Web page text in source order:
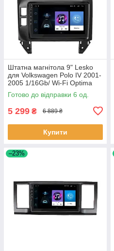
Штатна магнітола 9" Lesko
для Volkswagen Polo IV 2001-
2005 1/16Gb/ Wi-Fi Optima
Вольксваген 6 шт.
Готово до відправки 6 од.
5 299 ₴ 6 889 ₴
Купити
–23%